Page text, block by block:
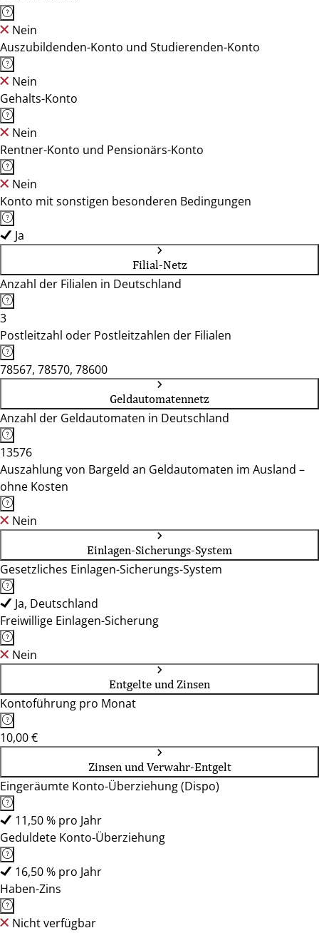
Nein
Auszubildenden-Konto und Studierenden-Konto
Nein
Gehalts-Konto
Nein
Rentner-Konto und Pensionärs-Konto
Nein
Konto mit sonstigen besonderen Bedingungen
Ja
Filial-Netz
Anzahl der Filialen in Deutschland
3
Postleitzahl oder Postleitzahlen der Filialen
78567, 78570, 78600
Geldautomatennetz
Anzahl der Geldautomaten in Deutschland
13576
Auszahlung von Bargeld an Geldautomaten im Ausland –
ohne Kosten
Nein
Einlagen-Sicherungs-System
Gesetzliches Einlagen-Sicherungs-System
Ja, Deutschland
Freiwillige Einlagen-Sicherung
Nein
Entgelte und Zinsen
Kontoführung pro Monat
10,00 €
Zinsen und Verwahr-Entgelt
Eingeräumte Konto-Überziehung (Dispo)
11,50 % pro Jahr
Geduldete Konto-Überziehung
16,50 % pro Jahr
Haben-Zins
Nicht verfügbar